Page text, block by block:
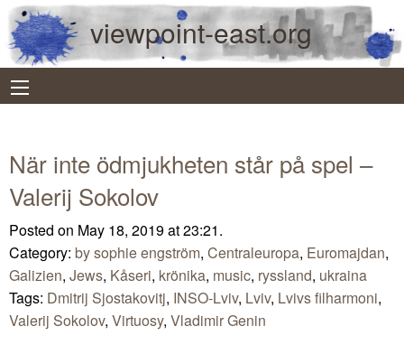
viewpoint-east.org
När inte ödmjukheten står på spel –
Valerij Sokolov
Posted on May 18, 2019 at 23:21.
Category: by sophie engström, Centraleuropa, Euromajdan,
Galizien, Jews, Kåseri, krönika, music, ryssland, ukraina
Tags: Dmitrij Sjostakovitj, INSO-Lviv, Lviv, Lvivs filharmoni,
Valerij Sokolov, Virtuosy, Vladimir Genin